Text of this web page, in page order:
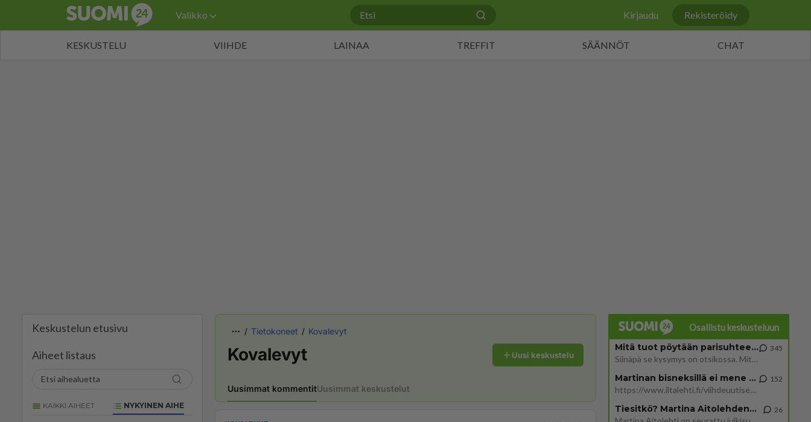
Valikko Kirjaudu Rekisteröidy
KESKUSTELU VIIHDE LAINAA TREFFIT SÄÄNNÖT CHAT
Keskustelun etusivu
Aiheet listaus
KAIKKI AIHEET NYKYINEN AIHE
Tietokoneet Kovalevyt
Kovalevyt Uusi keskustelu
Uusimmat kommentitUusimmat keskustelut
Osallistu keskusteluun
Mitä tuot pöytään parisuhteessa?
Siinäpä se kysymys on otsikossa. Mitäpä siis tuot/toisit pöytään parisuhteessa? Oletko mies vai nainen? Koetko sen mitä
345
Martinan bisneksillä ei mene hyvin
https://www.iltalehti.fi/viihdeuutiset/a/c46da6ab-340f-4790-aaa7-0865eed2336 Yrityksen konkurssihakemus on tullut kärä
152
Tiesitkö? Martina Aitolehden isäpuoli on tämä suosittu laulaja 26